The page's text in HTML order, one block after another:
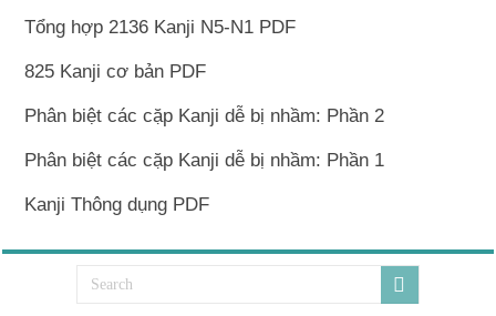
Tổng hợp 2136 Kanji N5-N1 PDF
825 Kanji cơ bản PDF
Phân biệt các cặp Kanji dễ bị nhầm: Phần 2
Phân biệt các cặp Kanji dễ bị nhầm: Phần 1
Kanji Thông dụng PDF